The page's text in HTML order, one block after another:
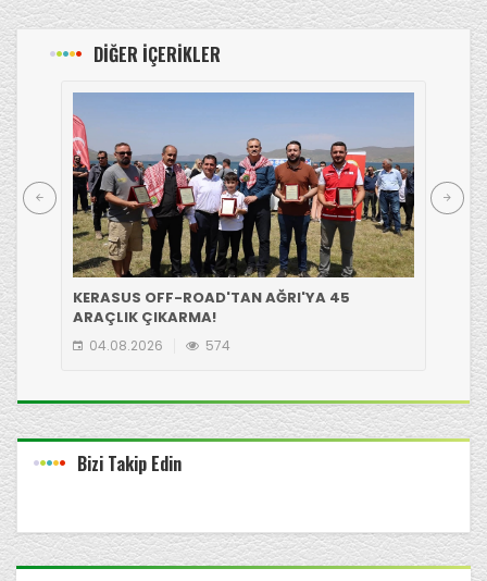
DİĞER İÇERİKLER
KERASUS OFF-ROAD'TAN AĞRI'YA 45
ARAÇLIK ÇIKARMA!
04.08.2026 574
Bizi Takip Edin